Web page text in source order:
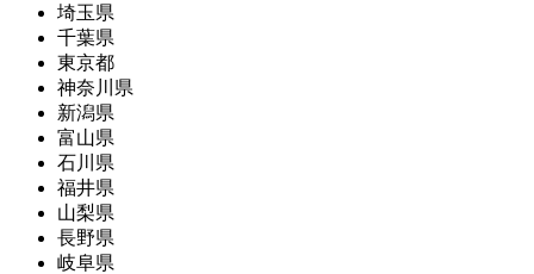
埼玉県
千葉県
東京都
神奈川県
新潟県
富山県
石川県
福井県
山梨県
長野県
岐阜県